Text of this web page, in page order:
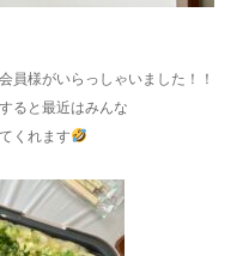
員様がいらっしゃいました！！
ると最近はみんな
くれます